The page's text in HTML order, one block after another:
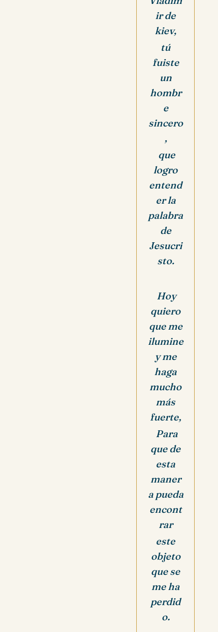
ir de
kiev,
tú
fuiste
un
hombr
e
sincero
,
que
logro
entend
er la
palabra
de
Jesucri
sto.
Hoy
quiero
que me
ilumine
y me
haga
mucho
más
fuerte,
Para
que de
esta
maner
a pueda
encont
rar
este
objeto
que se
me ha
perdid
o.